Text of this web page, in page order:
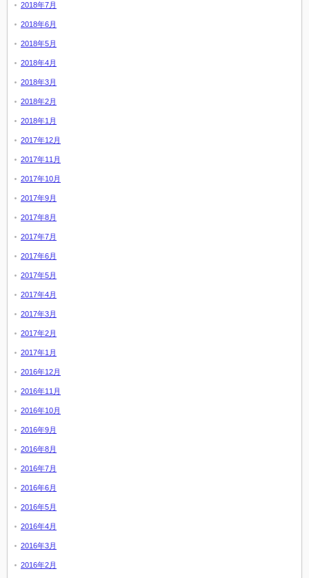
2018年7月
2018年6月
2018年5月
2018年4月
2018年3月
2018年2月
2018年1月
2017年12月
2017年11月
2017年10月
2017年9月
2017年8月
2017年7月
2017年6月
2017年5月
2017年4月
2017年3月
2017年2月
2017年1月
2016年12月
2016年11月
2016年10月
2016年9月
2016年8月
2016年7月
2016年6月
2016年5月
2016年4月
2016年3月
2016年2月